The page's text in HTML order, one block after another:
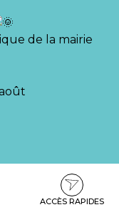
de la mairie
ACCÈS RAPIDES